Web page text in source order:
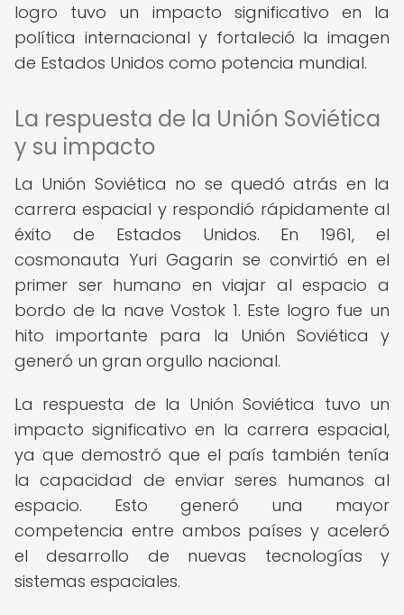
logro tuvo un impacto significativo en la
política internacional y fortaleció la imagen
de Estados Unidos como potencia mundial.
La respuesta de la Unión Soviética
y su impacto
La Unión Soviética no se quedó atrás en la
carrera espacial y respondió rápidamente al
éxito de Estados Unidos. En 1961, el
cosmonauta Yuri Gagarin se convirtió en el
primer ser humano en viajar al espacio a
bordo de la nave Vostok 1. Este logro fue un
hito importante para la Unión Soviética y
generó un gran orgullo nacional.
La respuesta de la Unión Soviética tuvo un
impacto significativo en la carrera espacial,
ya que demostró que el país también tenía
la capacidad de enviar seres humanos al
espacio. Esto generó una mayor
competencia entre ambos países y aceleró
el desarrollo de nuevas tecnologías y
sistemas espaciales.